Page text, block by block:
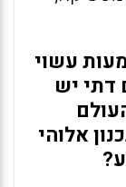
עשוי
דתי יש
אלוהי